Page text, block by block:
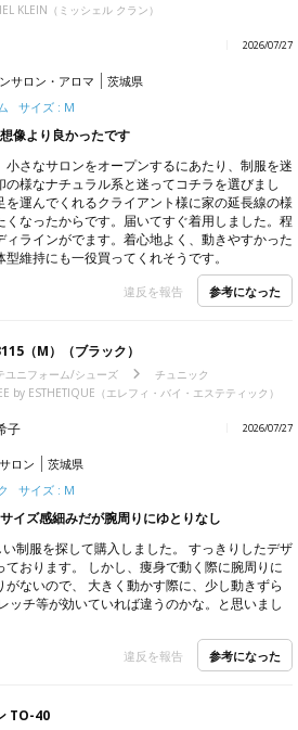
KLEIN（ミッシェル クラン）
2026/07/27
サロン・アロマ
茨城県
サイズ : M
想像より良かったです
小さなサロンをオープンするにあたり、制服を迷
の様なナチュラル系と迷ってコチラを選びまし
を運んでくれるクライアント様に家の延長線の様
くなったからです。届いてすぐ着用しました。程
ィラインがでます。着心地よく、動きやすかった
維持にも一役買ってくれそうです。
違反を報告 参考になった
（M）（ブラック）
ユニフォーム/シューズ
チュニック
by ESTHETIQUE（エレフィ・バイ・エステティック）
子 2026/07/27
ロン
茨城県
サイズ : M
サイズ感細みだが腕周りにゆとりなし
制服を探して購入しました。 すっきりしたデザ
ております。 しかし、痩身で動く際に腕周りに
がないので、 大きく動かす際に、少し動きずら
ッチ等が効いていれば違うのかな。と思いまし
違反を報告 参考になった
TO-40